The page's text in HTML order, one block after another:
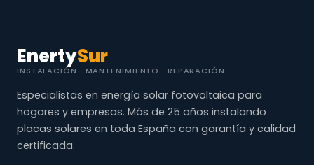
EnertySur
INSTALACIÓN · MANTENIMIENTO · REPARACIÓN
Especialistas en energía solar fotovoltaica para
hogares y empresas. Más de 25 años instalando
placas solares en toda España con garantía y calidad
certificada.